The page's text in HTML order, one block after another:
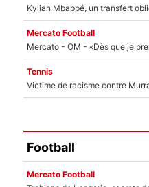
Kylian Mbappé, un transfert
Mercato Football
Tennis
Football
Mercato Football